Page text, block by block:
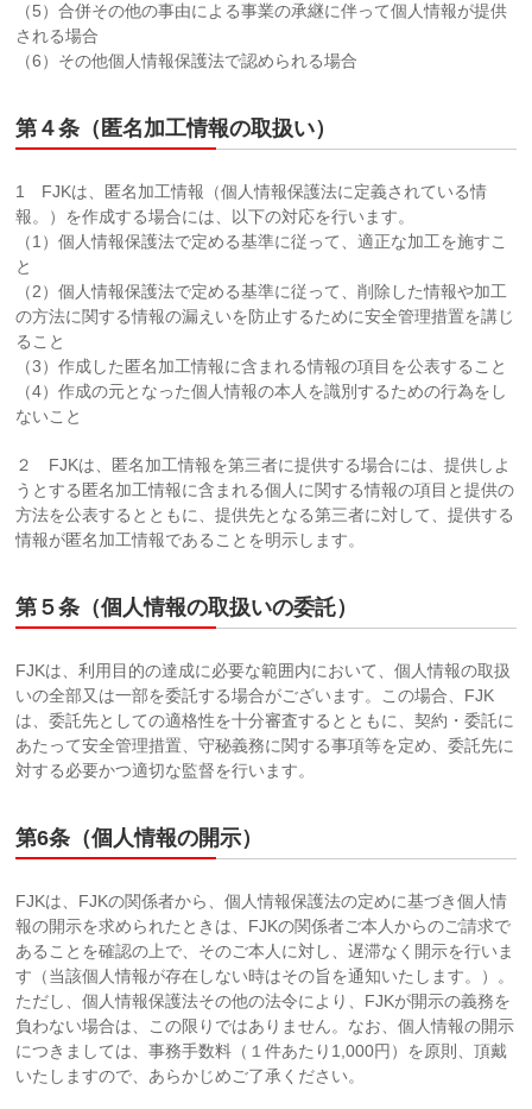
（5）合併その他の事由による事業の承継に伴って個人情報が提供
される場合
（6）その他個人情報保護法で認められる場合
第４条（匿名加工情報の取扱い）
1 FJKは、匿名加工情報（個人情報保護法に定義されている情
報。）を作成する場合には、以下の対応を行います。
（1）個人情報保護法で定める基準に従って、適正な加工を施すこ
と
（2）個人情報保護法で定める基準に従って、削除した情報や加工
の方法に関する情報の漏えいを防止するために安全管理措置を講じ
ること
（3）作成した匿名加工情報に含まれる情報の項目を公表すること
（4）作成の元となった個人情報の本人を識別するための行為をし
ないこと
２ FJKは、匿名加工情報を第三者に提供する場合には、提供しよ
うとする匿名加工情報に含まれる個人に関する情報の項目と提供の
方法を公表するとともに、提供先となる第三者に対して、提供する
情報が匿名加工情報であることを明示します。
第５条（個人情報の取扱いの委託）
FJKは、利用目的の達成に必要な範囲内において、個人情報の取扱
いの全部又は一部を委託する場合がございます。この場合、FJK
は、委託先としての適格性を十分審査するとともに、契約・委託に
あたって安全管理措置、守秘義務に関する事項等を定め、委託先に
対する必要かつ適切な監督を行います。
第6条（個人情報の開示）
FJKは、FJKの関係者から、個人情報保護法の定めに基づき個人情
報の開示を求められたときは、FJKの関係者ご本人からのご請求で
あることを確認の上で、そのご本人に対し、遅滞なく開示を行いま
す（当該個人情報が存在しない時はその旨を通知いたします。）。
ただし、個人情報保護法その他の法令により、FJKが開示の義務を
負わない場合は、この限りではありません。なお、個人情報の開示
につきましては、事務手数料（１件あたり1,000円）を原則、頂戴
いたしますので、あらかじめご了承ください。